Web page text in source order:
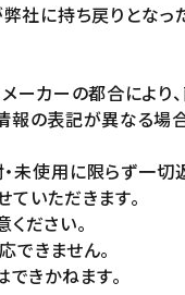
社に持ち戻りとな
ーカーの都合によ
の表記が異なる場
・未使用に限らず
いただきます。
ださい。
きません。
きかねます。